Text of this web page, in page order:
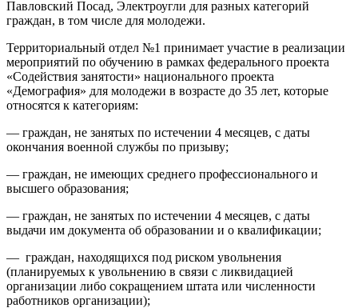
Павловский Посад, Электроугли для разных категорий
граждан, в том числе для молодежи.
Территориальный отдел №1 принимает участие в реализации
мероприятий по обучению в рамках федерального проекта
«Содействия занятости» национального проекта
«Демография» для молодежи в возрасте до 35 лет, которые
относятся к категориям:
— граждан, не занятых по истечении 4 месяцев, с даты
окончания военной службы по призыву;
— граждан, не имеющих среднего профессионального и
высшего образования;
— граждан, не занятых по истечении 4 месяцев, с даты
выдачи им документа об образовании и о квалификации;
— граждан, находящихся под риском увольнения
(планируемых к увольнению в связи с ликвидацией
организации либо сокращением штата или численности
работников организации);